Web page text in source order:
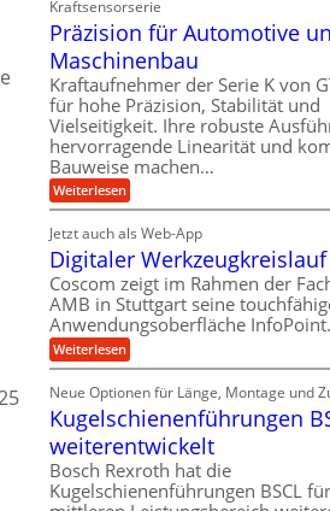
d
e
r
i
e
b
e
f
ü
r
r
a
u
e
U
m
g
e
b
n
d
A
u
f
t
r
a
g
s
i
n
g
a
n
g
o
s
e
w
e
n
i
g
e
r
S
t
e
l
l
e
n
h
n
s
t
a
n
g
e
n
g
e
t
r
i
b
e
f
ü
r
p
r
z
i
e
H
u
b
Kraftsensorserie
Präzision für Automotive
Maschinenbau
Kraftaufnehmer der Serie K von
für hohe Präzision, Stabilität und
Vielseitigkeit. Ihre robuste
hervorragende Linearität und
Bauweise machen…
Weiterlesen:
P
ä
z
i
s
i
o
n
f
ü
r
A
u
t
o
m
o
Jetzt auch als Web-App
Digitaler Werkzeugkreislauf
Coscom zeigt im Rahmen der
AMB in Stuttgart seine
Anwendungsoberfläche InfoPoint.
Weiterlesen:
D
g
i
t
a
l
e
r
Neue Optionen für Länge, Montage und
Kugelschienenführungen
weiterentwickelt
Bosch Rexroth hat die
Kugelschienenführungen BSCL